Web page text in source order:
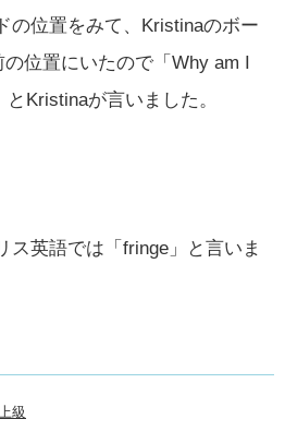
の位置をみて、Kristinaのボー
の位置にいたので「Why am I
Kristinaが言いました。
ス英語では「fringe」と言いま
級